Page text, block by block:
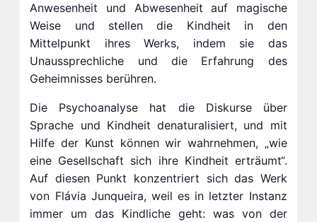
Anwesenheit und Abwesenheit auf magische
Weise und stellen die Kindheit in den
Mittelpunkt ihres Werks, indem sie das
Unaussprechliche und die Erfahrung des
Geheimnisses berühren.
Die Psychoanalyse hat die Diskurse über
Sprache und Kindheit denaturalisiert, und mit
Hilfe der Kunst können wir wahrnehmen, „wie
eine Gesellschaft sich ihre Kindheit erträumt“.
Auf diesen Punkt konzentriert sich das Werk
von Flávia Junqueira, weil es in letzter Instanz
immer um das Kindliche geht: was von der